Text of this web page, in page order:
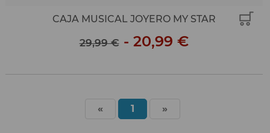
CAJA MUSICAL JOYERO MY STAR
29,99 €- 20,99 €
« 1 »